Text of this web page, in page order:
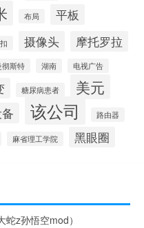
布局 平板
摄像头 摩托罗拉
彻斯特 湖南 电视广告
糖尿病患者 美元
该公司 路由器
麻省理工学院 黑眼圈
z孙悟空mod）